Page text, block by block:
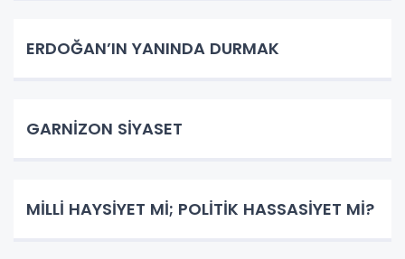
ERDOĞAN’IN YANINDA DURMAK
GARNİZON SİYASET
MİLLİ HAYSİYET Mİ; POLİTİK HASSASİYET Mİ?